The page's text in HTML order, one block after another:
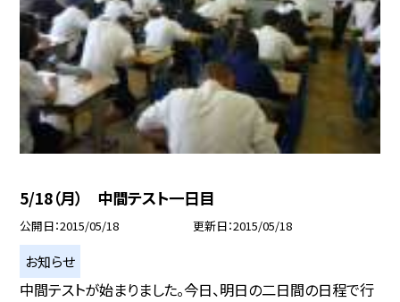
5/18（月） 中間テスト一日目
公開日 2015/05/18 更新日 2015/05/18
お知らせ
中間テストが始まりました。今日、明日の二日間の日程で行